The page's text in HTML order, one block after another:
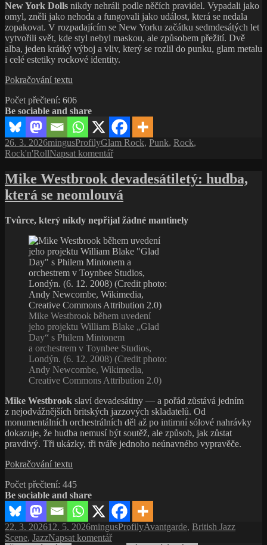
New York Dolls nikdy nehráli podle něčích pravidel. Vypadali jako
omyl, zněli jako nehoda a fungovali jako událost, která se nedala
zopakovat. V rozpadajícím se New Yorku začátku sedmdesátých let
vytvořili svět, kde styl nebyl maskou, ale způsobem přežití. Dvě
alba, jeden krátký výboj a vliv, který se rozlil do punku, glam metalu
i celé estetiky rockové identity.
Pokračování textu
Dolls:
Kapela,
která
neměla
přežít
—
všechno
Počet přečtení: 606
Be sociable and share
Publikováno:
26. 3. 2026Autor:
mingusRubriky:
ProfilyŠtítky:
Glam Rock, Punk, Rock,
Rock'n'RollNapsat komentářpro
s
názvem
New
Dolls:
která
neměla
přežít
—
a změnila
všechno
Mike Westbrook devadesátiletý: hudba,
která se neomlouvá
Tvůrce, který nikdy nepřijal žádné mantinely
Mike Westbrook během uvedení
jeho projektu William Blake „Glad
Day“ s Philem Mintonem
a orchestrem v Toynbee Studios,
Londýn. (6. 12. 2008) (Credit photo:
Andy Newcombe, Wikimedia,
Creative Commons Attribution 2.0)
Mike Westbrook slaví devadesátiny — a pořád zůstává jedním
z nejodvážnějších britských jazzových skladatelů. Od
monumentálních orchestrálních děl až po intimní sólové nahrávky
dokazuje, že hudba nemusí být soutěž, ale způsob, jak zůstat
pravdivý. Tři ukázky, tři tváře jednoho neúnavného vypravěče.
Pokračování textu
devadesátiletý:
hudba,
která
se
neomlouvá
Počet přečtení: 445
Be sociable and share
Publikováno:
22. 3. 202612. 5. 2026Autor:
mingusRubriky:
ProfilyŠtítky:
Avantgarde, British Jazz
Scene, JazzNapsat komentářpro